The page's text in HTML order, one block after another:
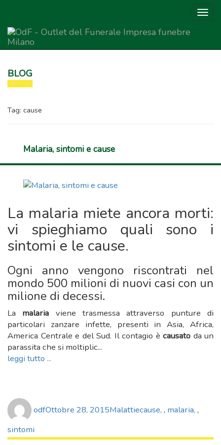
Outlet del Funerale
BLOG
Tag: cause
Malaria, sintomi e cause
La malaria miete ancora morti:
vi spieghiamo quali sono i
sintomi e le cause.
Ogni anno vengono riscontrati nel
mondo 500 milioni di nuovi casi con un
milione di decessi.
La malaria viene trasmessa attraverso punture di
particolari zanzare infette, presenti in Asia, Africa,
America Centrale e del Sud. Il contagio è causato da un
parassita che si moltiplic...
leggi tutto ...
odfon
Ottobre 28, 2015Malattiecause , malaria ,
sintomi